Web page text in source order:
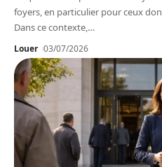
foyers, en particulier pour ceux
Dans ce contexte,…
Louer 03/07/2026